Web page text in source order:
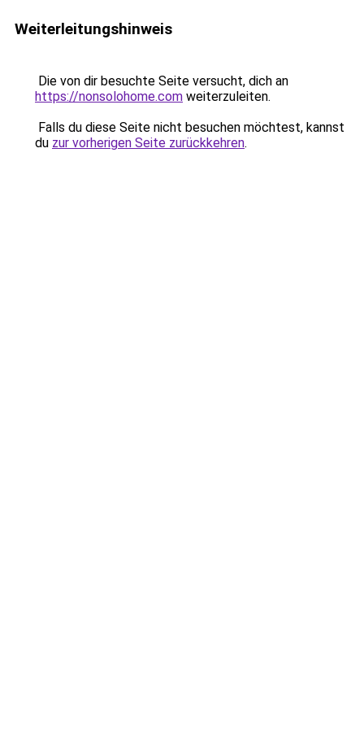
Weiterleitungshinweis
Die von dir besuchte Seite versucht, dich an
https://nonsolohome.com weiterzuleiten.
Falls du diese Seite nicht besuchen möchtest, kannst
du zur vorherigen Seite zurückkehren.